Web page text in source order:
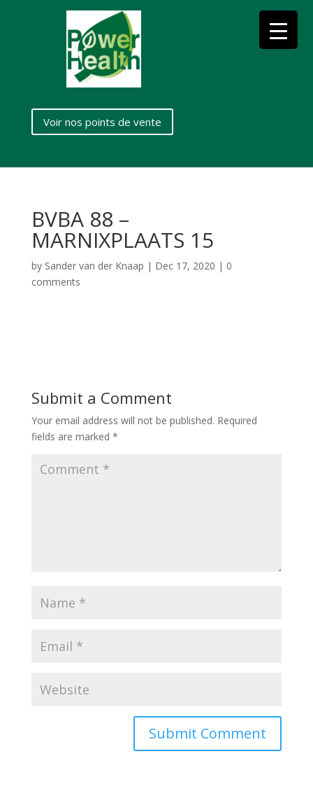
Voir nos points de vente
BVBA 88 –
MARNIXPLAATS 15
by Sander van der Knaap | Dec 17, 2020 | 0
comments
Submit a Comment
Your email address will not be published. Required
fields are marked *